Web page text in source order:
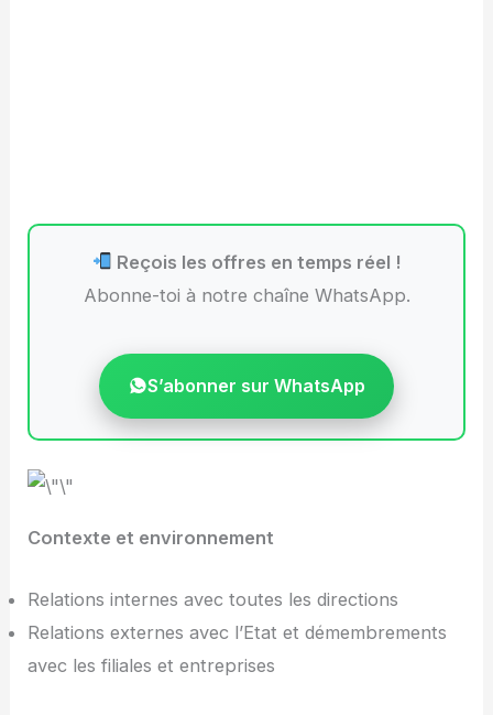
Reçois les offres en temps réel !
Abonne-toi à notre chaîne WhatsApp.
S’abonner sur WhatsApp
Contexte et environnement
Relations internes avec toutes les directions
Relations externes avec l’Etat et démembrements
avec les filiales et entreprises